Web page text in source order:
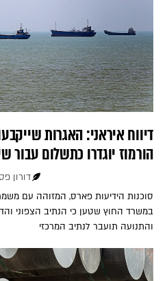
דיווח איראני: האגרות
הורמוז יוגדרו כתשלום עבור
דורון
סוכנות הידיעות פארס, המזוהה עם
במשרד החוץ שטען כי הנתיב הצפוני
והתנועה תועבר לנתיב המרכזי